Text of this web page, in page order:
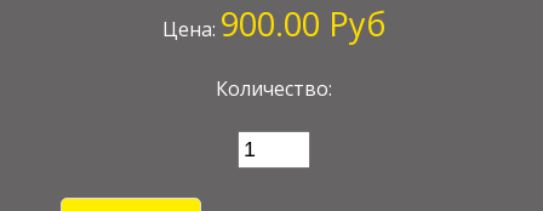
Цена: 900.00 Руб
Количество: